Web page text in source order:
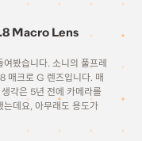
Macro Lens
봤습니다. 소니의 풀프레
매크로 G 렌즈입니다. 매
각은 5년 전에 카메라를
는데요, 아무래도 용도가
하고 있었습니다. 그런데